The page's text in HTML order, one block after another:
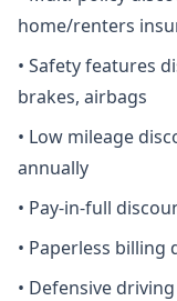
home/renters
• Safety features
brakes, airbags
• Low mileage
annually
• Pay-in-full
• Paperless billing
• Defensive